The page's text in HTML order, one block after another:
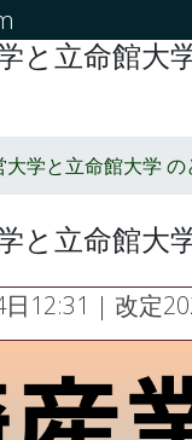
と立命館大
大学と立命館大学
と立命館大
12:31 | 改定